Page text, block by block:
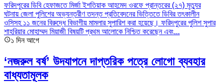
ফরিদপুরের ডিবি হেফাজতে মির্জা ইশতিয়াক আহমেদ ওরফে প্রান্তরের (২৭) মৃত্যুর
ঘটনায় জেলা পুলিশের অভ্যন্তরীণ তদন্ত প্রতিবেদনের ভিত্তিতে ডিবির তৎকালীন
ওসিসহ ১১ জনের বিরুদ্ধে বিভাগীয় মামলার সুপারিশ করা হয়েছে। ফরিদপুরের পুলিশ সুপার
শাহরিয়ার মোহাম্মদ মিয়াজী বিষয়টি প্রথম আলোকে নিশ্চিত করেছেন এবং...
১ দিন আগে
‘নজরুল বর্ষ’ উদযাপনে দাপ্তরিক পত্রে লোগো ব্যবহার
বাধ্যতামূলক